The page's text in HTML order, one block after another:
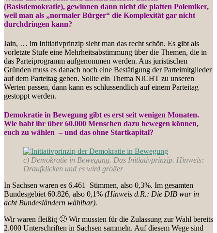
(Basisdemokratie), gewinnen dann nicht die platten Polemiker,
weil man als „normaler Bürger“ die Komplexität gar nicht
durchdringen kann?
Jain, … im Initiativprinzip sieht man das recht schön. Es gibt als
vorletzte Stufe eine Mehrheitsabstimmung über die Themen, die in
das Parteiprogramm aufgenommen werden. Aus juristischen
Gründen muss es danach noch eine Bestätigung der Parteimitglieder
auf dem Parteitag geben. Sollte ein Thema NICHT zu unseren
Werten passen, dann kann es schlussendlich auf einem Parteitag
gestoppt werden.
Demokratie in Bewegung gibt es erst seit wenigen Monaten.
Wie habt ihr über 60.000 Menschen dazu bewegen können,
euch zu wählen – und das ohne Startkapital?
c) Demokratie in Bewegung. Das Initiativprinzip. Hinweis:
Draufklicken und es wird größer
In Sachsen waren es 6.461 Stimmen, also 0,3%. Im gesamten
Bundesgebiet 60.826, also 0,1% (Hinweis d.R.: Die DIB war in
acht Bundesländern wählbar).
Wir waren fleißig 🙂 Wir mussten für die Zulassung zur Wahl bereits
2.000 Unterschriften in Sachsen sammeln. Auf diesem Wege sind